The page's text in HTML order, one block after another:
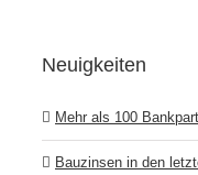
Neuigkeiten
Mehr als 100
Bauzinsen in den